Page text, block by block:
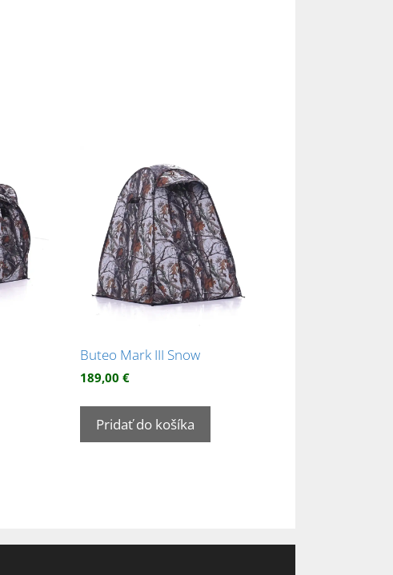
Buteo Mark III Snow
189,00 €
Pridať do košíka